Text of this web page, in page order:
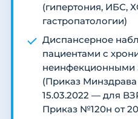
(гипертония, ИБС,
гастропатологии)
Диспансерное
пациентами с
неинфекционными
(Приказ
15.03.2022 — для
Приказ №120н от